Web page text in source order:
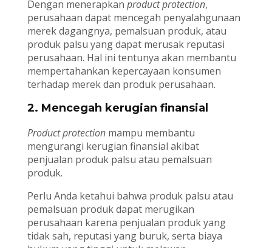
Dengan menerapkan product protection,
perusahaan dapat mencegah penyalahgunaan
merek dagangnya, pemalsuan produk, atau
produk palsu yang dapat merusak reputasi
perusahaan. Hal ini tentunya akan membantu
mempertahankan kepercayaan konsumen
terhadap merek dan produk perusahaan.
2. Mencegah kerugian finansial
Product protectionmampu membantu
mengurangi kerugian finansial akibat
penjualan produk palsu atau pemalsuan
produk.
Perlu Anda ketahui bahwa produk palsu atau
pemalsuan produk dapat merugikan
perusahaan karena penjualan produk yang
tidak sah, reputasi yang buruk, serta biaya